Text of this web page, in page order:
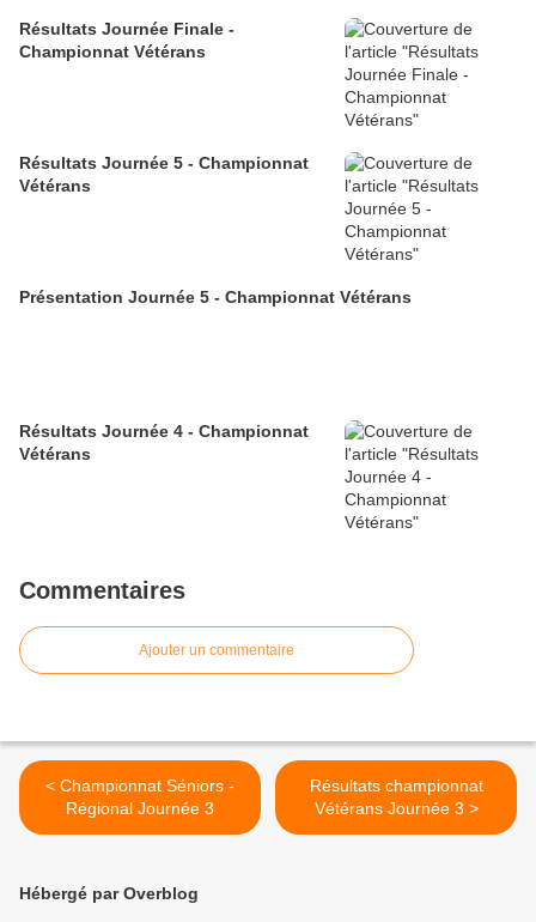
Résultats Journée Finale -
Championnat Vétérans
Résultats Journée 5 - Championnat
Vétérans
Présentation Journée 5 - Championnat Vétérans
Résultats Journée 4 - Championnat
Vétérans
Commentaires
Ajouter un commentaire
< Championnat Séniors -
Régional Journée 3
Résultats championnat
Vétérans Journée 3 >
Hébergé par Overblog